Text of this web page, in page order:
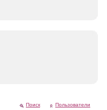
Поиск Пользователи